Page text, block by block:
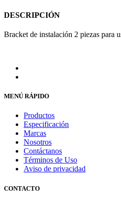
DESCRIPCIÓN
Bracket de instalación 2 piezas
MENÚ RÁPIDO
Productos
Especificación
Marcas
Nosotros
Contáctanos
Términos de Uso
Aviso de privacidad
CONTACTO